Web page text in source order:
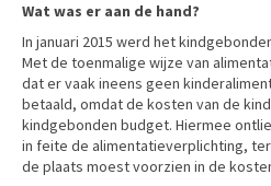
Wat was er aan de hand?
In januari 2015 werd het
Met de toenmalige wijze van
dat er vaak ineens geen
betaald, omdat de kosten van de
kindgebonden budget. Hiermee
in feite de alimentatieverplichting,
de plaats moest voorzien in de